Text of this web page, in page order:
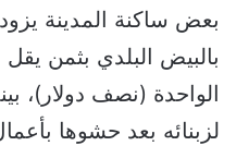
بعض ساكنة المدينة
الواحدة (نصف دولار)،
لزبنائه بعد حشوها